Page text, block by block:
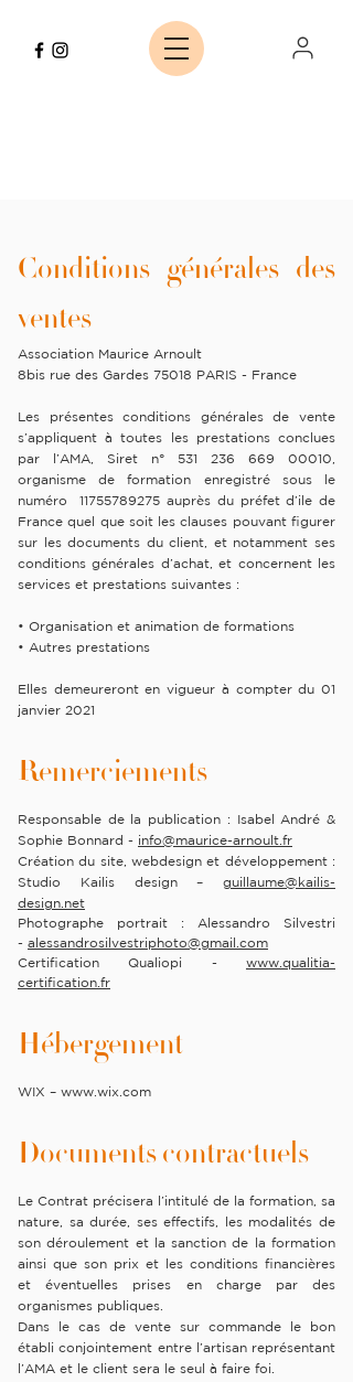
Conditions générales des
ventes
Association Maurice Arnoult
8bis rue des Gardes 75018 PARIS - France
Les présentes conditions générales de vente
s’appliquent à toutes les prestations conclues
par l’AMA, Siret n°531 236 669 00010
organisme de formation enregistré sous le
numéro11755789275 auprès du préfet d’ile de
France quel que soit les clauses pouvant figurer
sur les documents du client, et notamment ses
conditions générales d’achat, et concernent les
services et prestations suivantes :
• Organisation et animation de formations
• Autres prestations
Elles demeureront en vigueur à compter du 01
janvier 2021
Remerciements
Responsable de la publication : Isabel André &
Sophie Bonnard - info@maurice-arnoult.fr
Création du site, webdesign et développement :
Studio Kailis design – guillaume@kailis-
design.net
Photographe portrait : Alessandro Silvestri
- alessandrosilvestriphoto@gmail.com
Certification Qualiopi - www.qualitia-
certification.fr
Hébergement
WIX – www.wix.com
Documents contractuels
Le Contrat précisera l’intitulé de la formation, sa
nature, sa durée, ses effectifs, les modalités de
son déroulement et la sanction de la formation
ainsi que son prix et les conditions financières
et éventuelles prises en charge par des
organismes publiques.
Dans le cas de vente sur commande le bon
établi conjointement entre l’artisan représentant
l’AMA et le client sera le seul à faire foi.